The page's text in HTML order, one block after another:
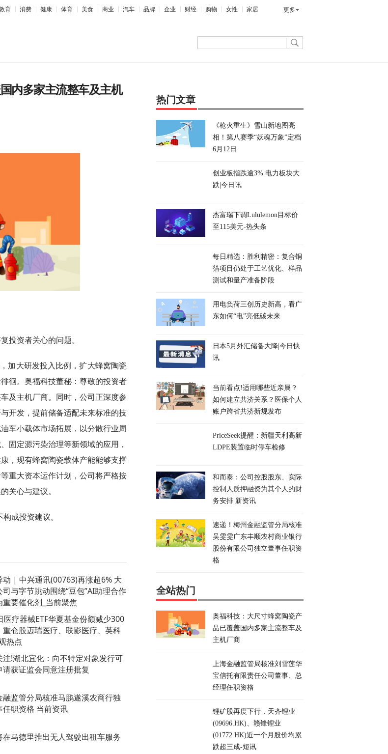
育 消费 健康 体育 美食 商业 汽车 品牌 企业 财经 购物 女性 家居 更多
内多家主流整车及主机
投资者关心的问题。
加大研发投入比例，扩大蜂窝陶瓷
徊。奥福科技董秘：尊敬的投资者
及主机厂商。同时，公司正深度参
开发，提前储备适配未来标准的技
车小载体市场拓展，以分散行业周
固定源污染治理等新领域的应用，
，现有蜂窝陶瓷载体产能能够支撑
重大资本运作计划，公司将严格按
关心与建议。
成投资建议。
动 | 中兴通讯(00763)再涨超6% 大
司与字节跳动围绕“豆包”AI助理合作
重要催化剂_当前聚焦
医疗器械ETF华夏基金份额减少300
重仓股迈瑞医疗、联影医疗、英科
热点
注!湖北宜化：向不特定对象发行可
请获证监会同意注册批复
融监管分局核准马鹏遂溪农商行独
任职资格 当前资讯
在马德里推出无人驾驶出租车服务
热门文章
《枪火重生》雪山新地图亮
相！第八赛季“妖魂万象”定档
6月12日
创业板指跌逾3% 电力板块大
跌|今日讯
杰富瑞下调Lululemon目标价
至115美元-热头条
每日精选：胜利精密：复合铜
箔项目仍处于工艺优化、样品
测试和量产准备阶段
用电负荷三创历史新高，看广
东如何“电”亮低碳未来
日本5月外汇储备大降|今日快
讯
当前看点!适用哪些近亲属？
如何建立共济关系？医保个人
账户跨省共济新规发布
PriceSeek提醒：新疆天利高新
LDPE装置临时停车检修
和而泰：公司控股股东、实际
控制人质押融资为其个人的财
务安排 新资讯
速递！梅州金融监管分局核准
吴雯雯广东丰顺农村商业银行
股份有限公司独立董事任职资
格
全站热门
奥福科技：大尺寸蜂窝陶瓷产
品已覆盖国内多家主流整车及
主机厂商
上海金融监管局核准刘雪莲华
宝信托有限责任公司董事、总
经理任职资格
锂矿股再度下行，天齐锂业
(09696.HK)、赣锋锂业
(01772.HK)近一个月股价均累
跌超三成-短讯